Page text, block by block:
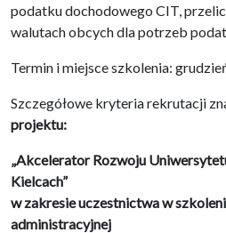
podatku dochodowego CIT,
walutach obcych dla potrzeb
Termin i miejsce szkolenia:
Szczegółowe kryteria rekrutacji
projektu:
„Akcelerator Rozwoju
Kielcach”
w zakresie uczestnictwa w
administracyjnej